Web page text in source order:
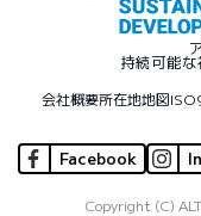
持続可能
会社概要所在地地図
Facebook
Copyright (C)